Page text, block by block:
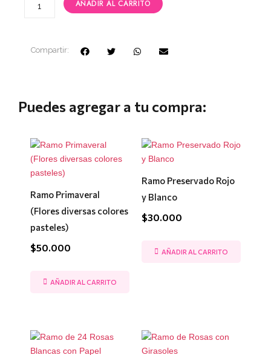
AÑADIR AL CARRITO
Compartir:
Puedes agregar a tu compra:
Ramo Primaveral
(Flores diversas colores
pasteles)
$50.000
AÑADIR AL CARRITO
Ramo Preservado Rojo
y Blanco
$30.000
AÑADIR AL CARRITO